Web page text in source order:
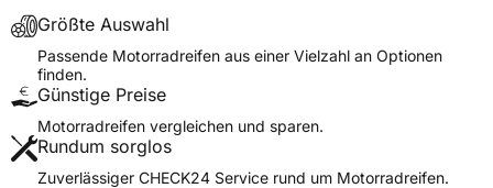
Verwendung
Modellname
HOOP B01
Reifenposition
Motorradtyp
Scooter
Weitere Eigenschaften
Größte Auswahl
Passende Motorradreifen aus einer Vielzahl an Optionen
finden.
Günstige Preise
Motorradreifen vergleichen und sparen.
Rundum sorglos
Zuverlässiger CHECK24 Service rund um Motorradreifen.